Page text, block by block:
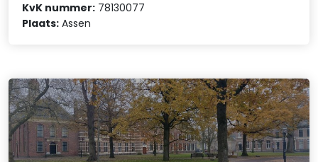
KvK nummer: 78130077
Plaats: Assen